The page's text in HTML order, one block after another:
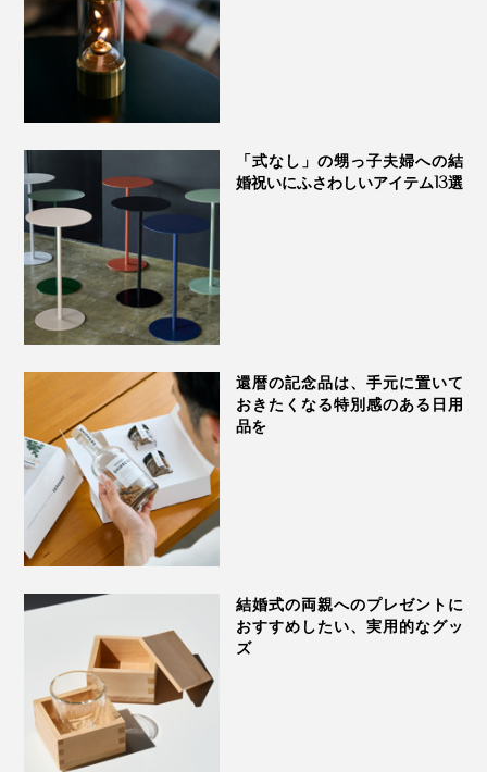
森
森の中で、光を受けて輝く明るい緑の葉と、重なり合っ
て影のように濃い緑の葉をイメージしました。
写真は「月」
専用木箱に丁寧に入れてお届けするので、プレゼントに
ぴったり。感謝の気持ちを伝えたいあの人に、「純チタ
ンタンブラー」を贈りませんか。
「式なし」の甥っ子夫婦への結
婚祝いにふさわしいアイテム13選
還暦の記念品は、手元に置いて
おきたくなる特別感のある日用
品を
結婚式の両親へのプレゼントに
おすすめしたい、実用的なグッ
ズ